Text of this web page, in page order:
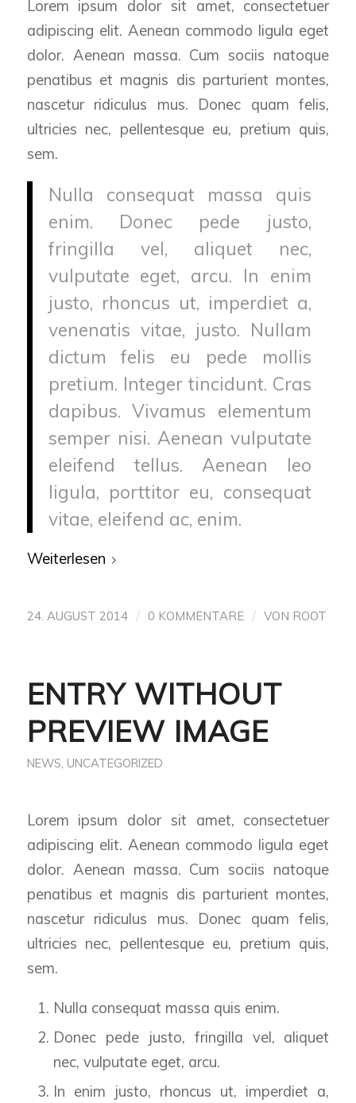
Lorem ipsum dolor sit amet, consectetuer
adipiscing elit. Aenean commodo ligula eget
dolor. Aenean massa. Cum sociis natoque
penatibus et magnis dis parturient montes,
nascetur ridiculus mus. Donec quam felis,
ultricies nec, pellentesque eu, pretium quis,
sem.
Nulla consequat massa quis
enim. Donec pede justo,
fringilla vel, aliquet nec,
vulputate eget, arcu. In enim
justo, rhoncus ut, imperdiet a,
venenatis vitae, justo. Nullam
dictum felis eu pede mollis
pretium. Integer tincidunt. Cras
dapibus. Vivamus elementum
semper nisi. Aenean vulputate
eleifend tellus. Aenean leo
ligula, porttitor eu, consequat
vitae, eleifend ac, enim.
Weiterlesen
24. AUGUST 2014 / 0 KOMMENTARE / VON ROOT
ENTRY WITHOUT
PREVIEW IMAGE
NEWS, UNCATEGORIZED
Lorem ipsum dolor sit amet, consectetuer
adipiscing elit. Aenean commodo ligula eget
dolor. Aenean massa. Cum sociis natoque
penatibus et magnis dis parturient montes,
nascetur ridiculus mus. Donec quam felis,
ultricies nec, pellentesque eu, pretium quis,
sem.
Nulla consequat massa quis enim.
Donec pede justo, fringilla vel, aliquet
nec, vulputate eget, arcu.
In enim justo, rhoncus ut, imperdiet a,